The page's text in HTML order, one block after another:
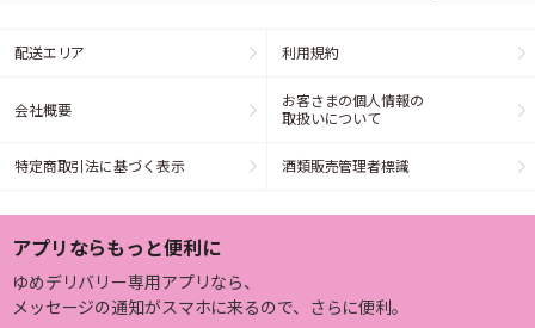
配送エリア 利用規約
会社概要
お客さまの個人情報の
取扱いについて
特定商取引法に基づく表示 酒類販売管理者標識
アプリならもっと便利に
ゆめデリバリー専用アプリなら、
メッセージの通知がスマホに来るので、さらに便利。